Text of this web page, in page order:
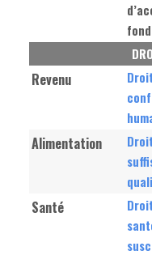
Revenu
Alimentation
Santé